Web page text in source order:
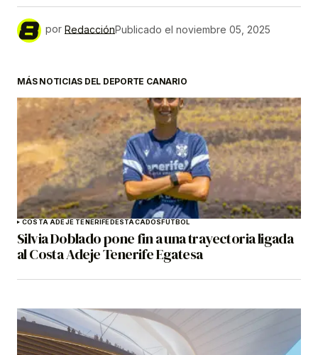
por RedacciónPublicado el noviembre 05, 2025
MÁS NOTICIAS DEL DEPORTE CANARIO
COSTA ADEJE TENERIFE DESTACADOS FÚTBOL
Silvia Doblado pone fin a una trayectoria ligada
al Costa Adeje Tenerife Egatesa